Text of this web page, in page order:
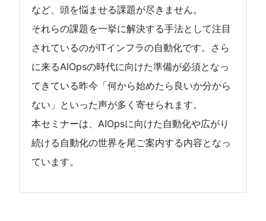
など、頭を悩ませる課題が尽きません。
それらの課題を一挙に解決する手法として注目
されているのがITインフラの自動化です。さら
に来るAIOpsの時代に向けた準備が必須となっ
てきている昨今「何から始めたら良いか分から
ない」といった声が多く寄せられます。
本セミナーは、AIOpsに向けた自動化や広がり
続ける自動化の世界を尾ご案内する内容となっ
ています。